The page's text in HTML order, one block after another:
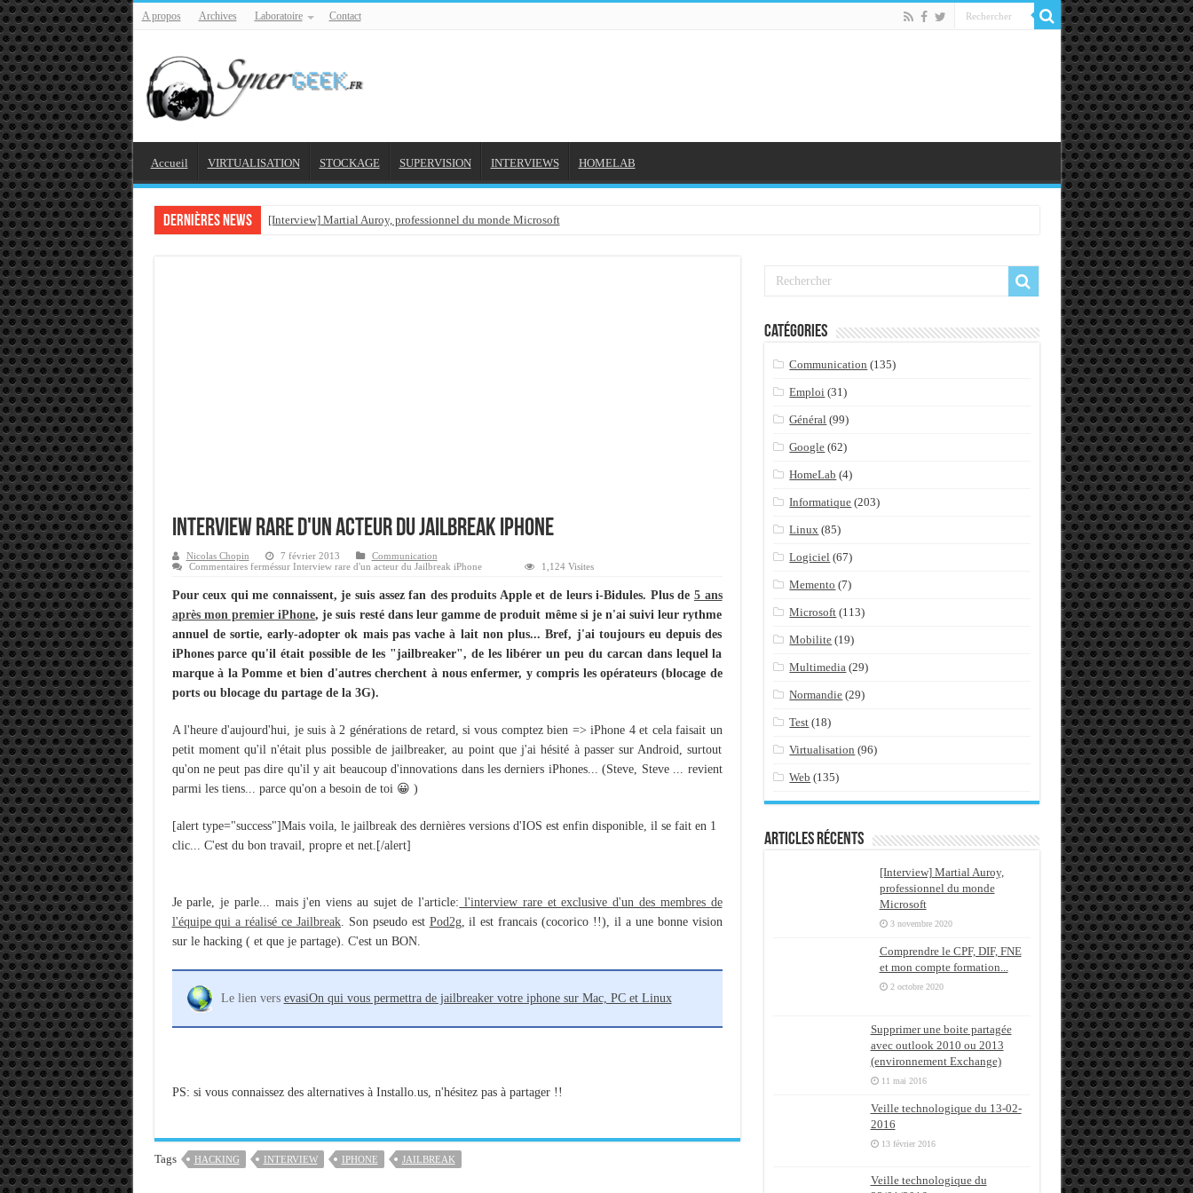
A propos Archives Laboratoire Contact
Accueil VIRTUALISATION STOCKAGE SUPERVISION INTERVIEWS HOMELAB
Dernières news [Interview] Martial Auroy, professionnel du monde Microsoft
Interview rare d'un acteur du Jailbreak iPhone
Nicolas Chopin 7 février 2013
Communication
Commentaires ferméssur Interview rare d'un acteur du Jailbreak iPhone 1,124 Visites
Pour ceux qui me connaissent, je suis assez fan des produits Apple et de leurs i-Bidules. Plus de 5 ans
après mon premier iPhone, je suis resté dans leur gamme de produit même si je n'ai suivi leur rythme
annuel de sortie, early-adopter ok mais pas vache à lait non plus... Bref, j'ai toujours eu depuis des
iPhones parce qu'il était possible de les "jailbreaker", de les libérer un peu du carcan dans lequel la
marque à la Pomme et bien d'autres cherchent à nous enfermer, y compris les opérateurs (blocage de
ports ou blocage du partage de la 3G).
A l'heure d'aujourd'hui, je suis à 2 générations de retard, si vous comptez bien => iPhone 4 et cela faisait un
petit moment qu'il n'était plus possible de jailbreaker, au point que j'ai hésité à passer sur Android, surtout
qu'on ne peut pas dire qu'il y ait beaucoup d'innovations dans les derniers iPhones... (Steve, Steve ... revient
parmi les tiens... parce qu'on a besoin de toi 😀 )
[alert type="success"]Mais voila, le jailbreak des dernières versions d'IOS est enfin disponible, il se fait en 1
clic... C'est du bon travail, propre et net.[/alert]
Je parle, je parle... mais j'en viens au sujet de l'article: l'interview rare et exclusive d'un des membres de
l'équipe qui a réalisé ce Jailbreak. Son pseudo est Pod2g, il est francais (cocorico !!), il a une bonne vision
sur le hacking ( et que je partage). C'est un BON.
Le lien vers evasiOn qui vous permettra de jailbreaker votre iphone sur Mac, PC et Linux
PS: si vous connaissez des alternatives à Installo.us, n'hésitez pas à partager !!
Tags HACKING INTERVIEW IPHONE JAILBREAK
Catégories
Communication (135)
Emploi (31)
Général (99)
Google (62)
HomeLab (4)
Informatique (203)
Linux (85)
Logiciel (67)
Memento (7)
Microsoft (113)
Mobilite (19)
Multimedia (29)
Normandie (29)
Test (18)
Virtualisation (96)
Web (135)
Articles récents
[Interview] Martial Auroy,
professionnel du monde
Microsoft
3 novembre 2020
Comprendre le CPF, DIF, FNE
et mon compte formation...
2 octobre 2020
Supprimer une boite partagée
avec outlook 2010 ou 2013
(environnement Exchange)
11 mai 2016
Veille technologique du 13-02-
2016
13 février 2016
Veille technologique du